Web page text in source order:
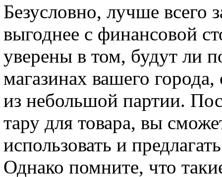
Безусловно, лучше всего
выгоднее с финансовой
уверены в том, будут ли
магазинах вашего
из небольшой партии.
тару для товара, вы
использовать и
Однако помните, что